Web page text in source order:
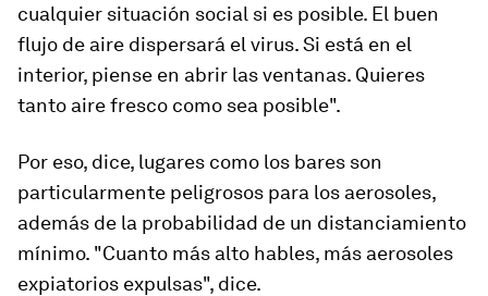
cualquier situación social si es posible. El buen
flujo de aire dispersará el virus. Si está en el
interior, piense en abrir las ventanas. Quieres
tanto aire fresco como sea posible".
Por eso, dice, lugares como los bares son
particularmente peligrosos para los aerosoles,
además de la probabilidad de un distanciamiento
mínimo. "Cuanto más alto hables, más aerosoles
expiatorios expulsas", dice.